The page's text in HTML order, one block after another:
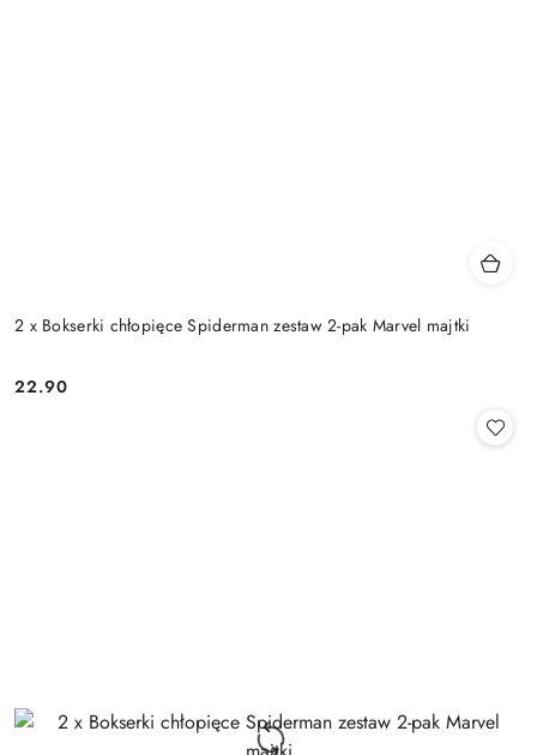
2 x Bokserki chłopięce Spiderman zestaw 2-pak Marvel majtki
Cena:
22.90